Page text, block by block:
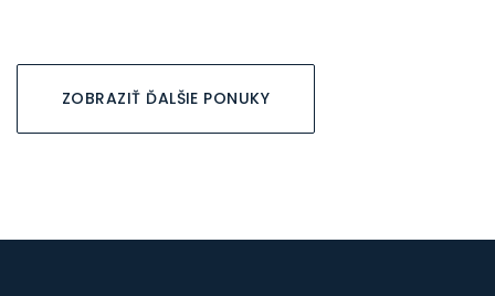
ZOBRAZIŤ ĎALŠIE PONUKY